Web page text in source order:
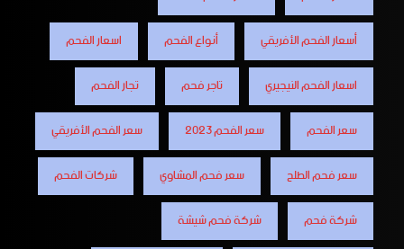
أسعار الفحم الأفريقي
أنواع الفحم
اسعار الفحم
اسعار الفحم النيجيري
تاجر فحم
تجار الفحم
سعر الفحم
سعر الفحم 2023
سعر الفحم الأفريقي
سعر فحم الطلح
سعر فحم المشاوي
شركات الفحم
شركة فحم
شركة فحم شيشة